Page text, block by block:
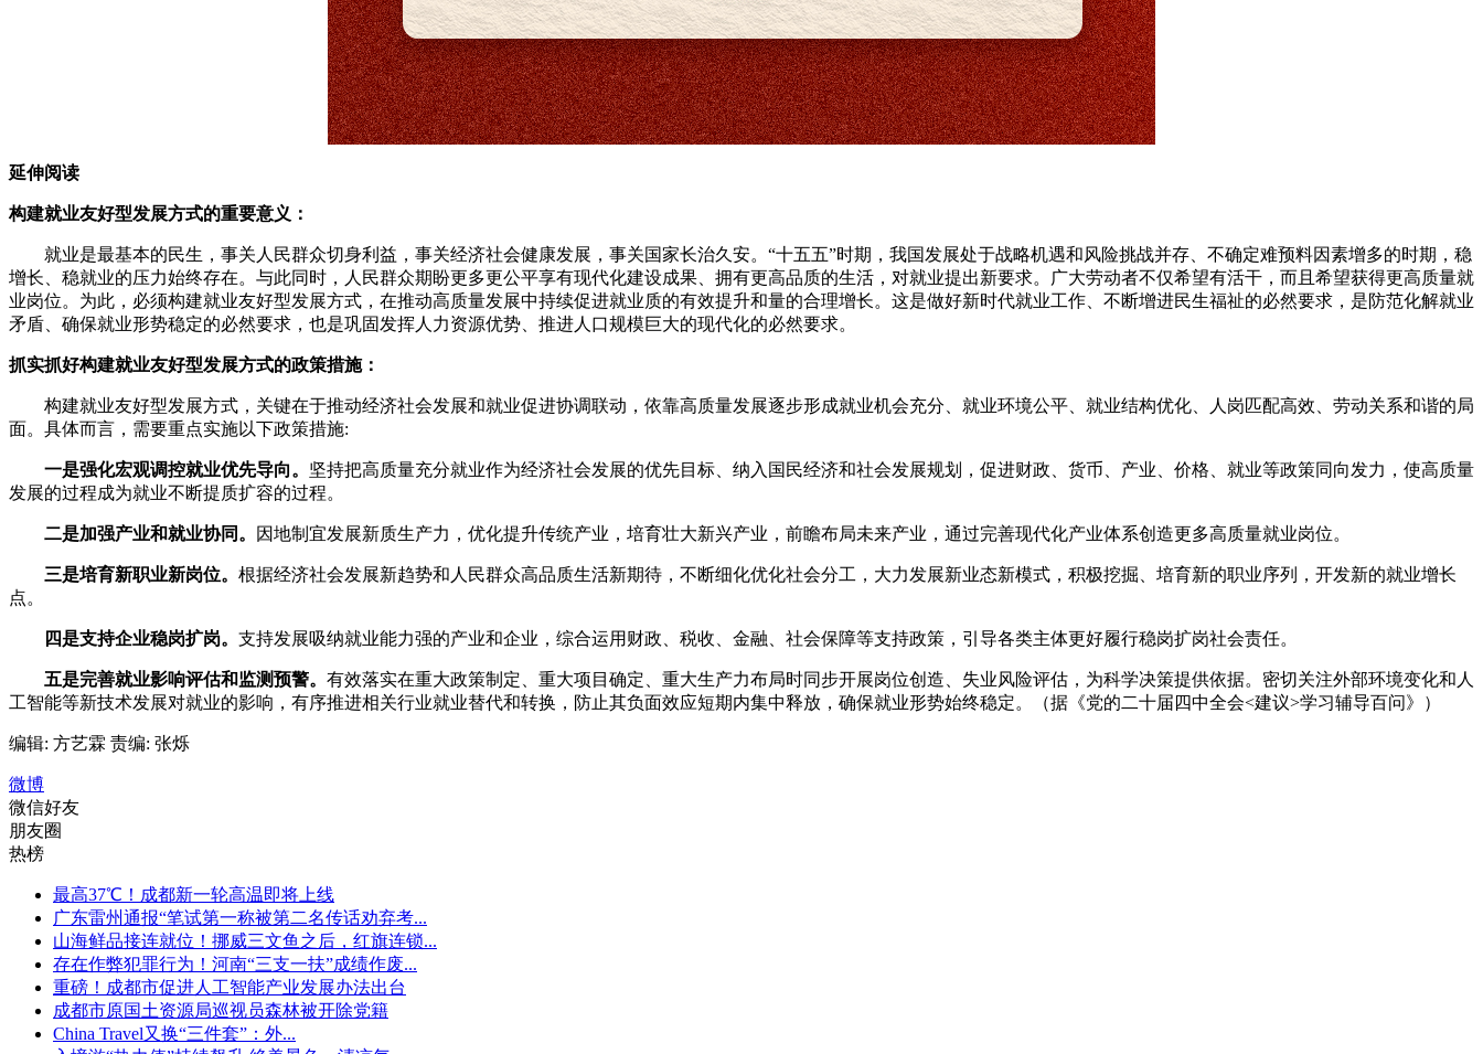
延伸阅读
构建就业友好型发展方式的重要意义：
就业是最基本的民生，事关人民群众切身利益，事关经济社会健康发展，事关国家长治久安。“十五五”时期，我国发展处于战略机遇和风险挑战并存、不确定难预料因素增多的时期，稳
增长、稳就业的压力始终存在。与此同时，人民群众期盼更多更公平享有现代化建设成果、拥有更高品质的生活，对就业提出新要求。广大劳动者不仅希望有活干，而且希望获得更高质量就
业岗位。为此，必须构建就业友好型发展方式，在推动高质量发展中持续促进就业质的有效提升和量的合理增长。这是做好新时代就业工作、不断增进民生福祉的必然要求，是防范化解就业
矛盾、确保就业形势稳定的必然要求，也是巩固发挥人力资源优势、推进人口规模巨大的现代化的必然要求。
抓实抓好构建就业友好型发展方式的政策措施：
构建就业友好型发展方式，关键在于推动经济社会发展和就业促进协调联动，依靠高质量发展逐步形成就业机会充分、就业环境公平、就业结构优化、人岗匹配高效、劳动关系和谐的局
面。具体而言，需要重点实施以下政策措施:
一是强化宏观调控就业优先导向。 坚持把高质量充分就业作为经济社会发展的优先目标、纳入国民经济和社会发展规划，促进财政、货币、产业、价格、就业等政策同向发力，使高质量
发展的过程成为就业不断提质扩容的过程。
二是加强产业和就业协同。 因地制宜发展新质生产力，优化提升传统产业，培育壮大新兴产业，前瞻布局未来产业，通过完善现代化产业体系创造更多高质量就业岗位。
三是培育新职业新岗位。 根据经济社会发展新趋势和人民群众高品质生活新期待，不断细化优化社会分工，大力发展新业态新模式，积极挖掘、培育新的职业序列，开发新的就业增长
点。
四是支持企业稳岗扩岗。 支持发展吸纳就业能力强的产业和企业，综合运用财政、税收、金融、社会保障等支持政策，引导各类主体更好履行稳岗扩岗社会责任。
五是完善就业影响评估和监测预警。 有效落实在重大政策制定、重大项目确定、重大生产力布局时同步开展岗位创造、失业风险评估，为科学决策提供依据。密切关注外部环境变化和人
工智能等新技术发展对就业的影响，有序推进相关行业就业替代和转换，防止其负面效应短期内集中释放，确保就业形势始终稳定。（据《党的二十届四中全会<建议>学习辅导百问》）
编辑: 方艺霖 责编: 张烁
微博
微信好友
朋友圈
热榜
最高37℃！成都新一轮高温即将上线
广东雷州通报“笔试第一称被第二名传话劝弃考...
山海鲜品接连就位！挪威三文鱼之后，红旗连锁...
存在作弊犯罪行为！河南“三支一扶”成绩作废...
重磅！成都市促进人工智能产业发展办法出台
成都市原国土资源局巡视员森林被开除党籍
China Travel又换“三件套”：外...